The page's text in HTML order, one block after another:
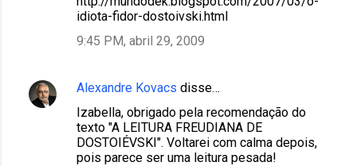
idiota-fidor-dostoivski.html
9:45 PM, abril 29, 2009
Alexandre Kovacs disse…
Izabella, obrigado pela recomendação do
texto "A LEITURA FREUDIANA DE
DOSTOIÉVSKI". Voltarei com calma depois,
pois parece ser uma leitura pesada!